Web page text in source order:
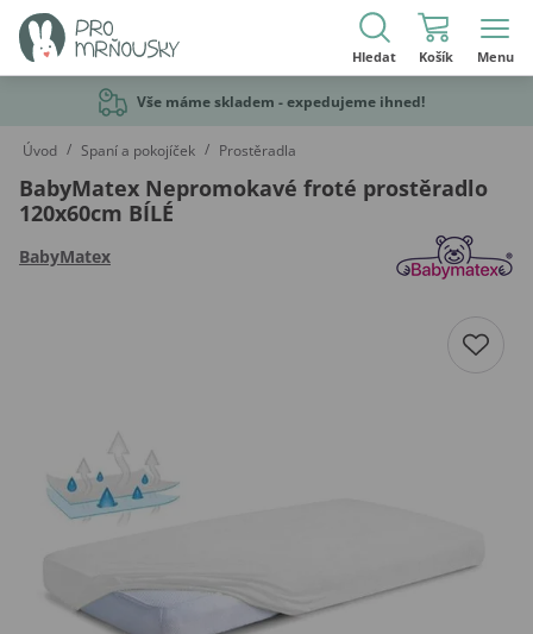
Hledat Košík Menu
Vše máme skladem - expedujeme ihned!
Úvod / Spaní a pokojíček / Prostěradla
BabyMatex Nepromokavé froté prostěradlo
120x60cm BÍLÉ
BabyMatex